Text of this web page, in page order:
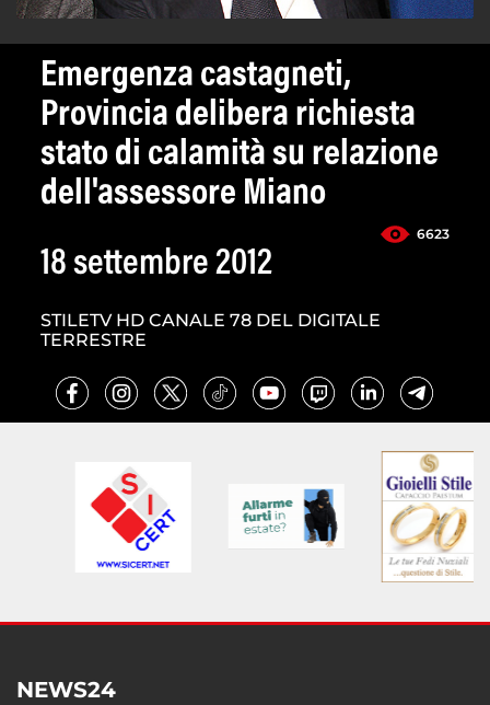
Emergenza castagneti,
Provincia delibera richiesta
stato di calamità su relazione
dell'assessore Miano
6623
18 settembre 2012
STILETV HD CANALE 78 DEL DIGITALE
TERRESTRE
NEWS24